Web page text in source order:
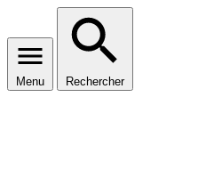
Menu Rechercher